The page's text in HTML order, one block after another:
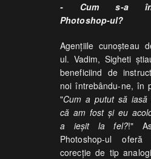
- Cum s-a
Photoshop-ul?
Agențiile cunoșteau
ul. Vadim, Sigheti
beneficiind de
noi întrebându-ne, în
"Cum a putut să iasă
că am fost și eu
a ieșit la fel?!"
Photoshop-ul
corecție de tip